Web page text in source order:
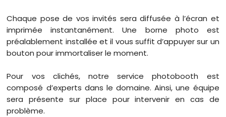
Chaque pose de vos invités sera diffusée à l’écran et
imprimée instantanément. Une borne photo est
préalablement installée et il vous suffit d’appuyer sur un
bouton pour immortaliser le moment.
Pour vos clichés, notre service photobooth est
composé d’experts dans le domaine. Ainsi, une équipe
sera présente sur place pour intervenir en cas de
problème.